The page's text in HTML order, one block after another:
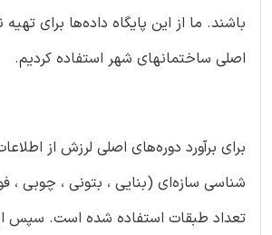
باشند. ما از این پایگاه داده‌ها برای
اصلی ساختمانهای شهر استفاده کردیم.
برای برآورد دوره‌های اصلی لرزش از
شناسی سازه‌ای (بنایی ، بتونی ، چوبی ،